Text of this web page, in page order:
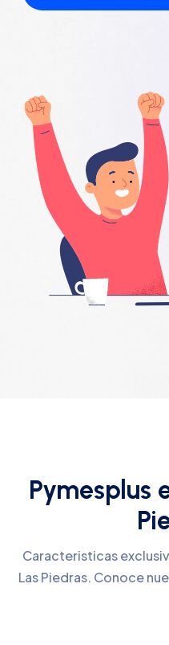
Pymesplus
Caracteristicas
Las Piedras. Conoce